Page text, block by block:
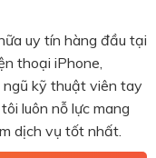
uy tín hàng đầu tại
thoại iPhone,
ngũ kỹ thuật viên tay
luôn nỗ lực mang
dịch vụ tốt nhất.